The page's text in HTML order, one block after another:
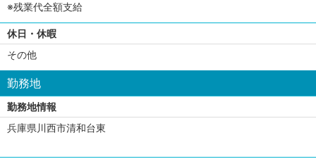
※残業代全額支給
休日・休暇
その他
勤務地
勤務地情報
兵庫県川西市清和台東